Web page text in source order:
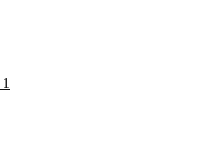
1